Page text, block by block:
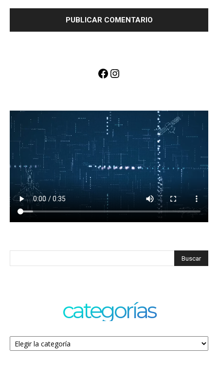
Facebook
Instagram
categorías
Categorías